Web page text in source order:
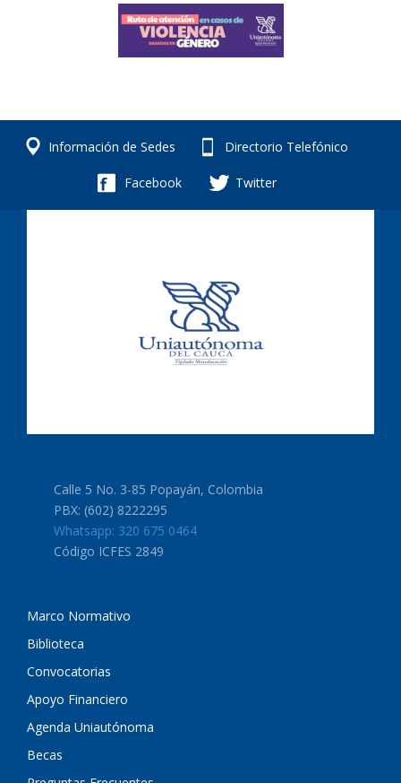
Información de Sedes Directorio Telefónico
Facebook Twitter
Calle 5 No. 3-85 Popayán, Colombia
PBX: (602) 8222295
Whatsapp: 320 675 0464
Código ICFES 2849
Marco Normativo
Biblioteca
Convocatorias
Apoyo Financiero
Agenda Uniautónoma
Becas